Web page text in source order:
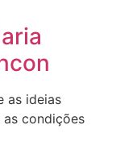
as ideias
condições